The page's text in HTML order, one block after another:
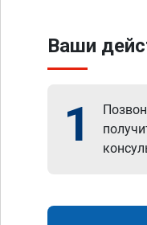
Ваши
1